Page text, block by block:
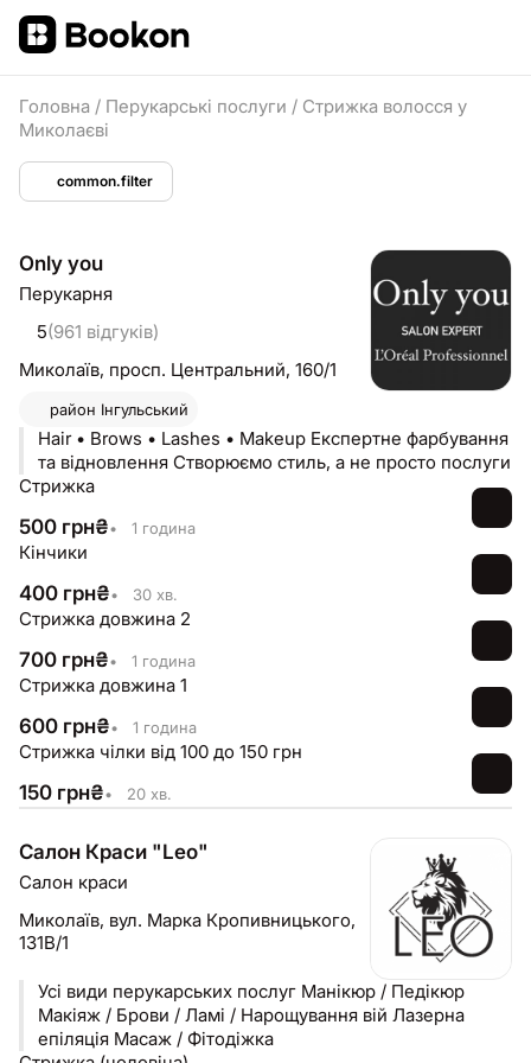
Головна / Перукарські послуги / Стрижка волосся у
Миколаєві
common.filter
Only you
Перукарня
5(961 відгуків)
Миколаїв, просп. Центральний, 160/1
район Інгульський
Hair • Brows • Lashes • Makeup Експертне фарбування
та відновлення Створюємо стиль, а не просто послуги
Стрижка
500 грн₴• 1 година
Кінчики
400 грн₴• 30 хв.
Стрижка довжина 2
700 грн₴• 1 година
Стрижка довжина 1
600 грн₴• 1 година
Стрижка чілки від 100 до 150 грн
150 грн₴• 20 хв.
Салон Краси "Leo"
Салон краси
Миколаїв, вул. Марка Кропивницького,
131В/1
Усі види перукарських послуг Манікюр / Педікюр
Макіяж / Брови / Ламі / Нарощування вій Лазерна
епіляція Масаж / Фітодіжка